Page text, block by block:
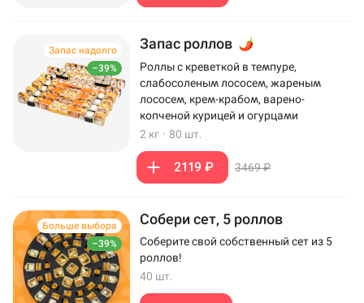
–39%
Запас надолго Запас роллов
Роллы с креветкой в темпуре,
слабосоленым лососем, жареным
лососем, крем-крабом, варено-
копченой курицей и огурцами
2 кг · 80 шт.
2119 ₽ 3469 ₽
–39%
Больше выбора Собери сет, 5 роллов
Соберите свой собственный сет из 5
роллов!
40 шт.